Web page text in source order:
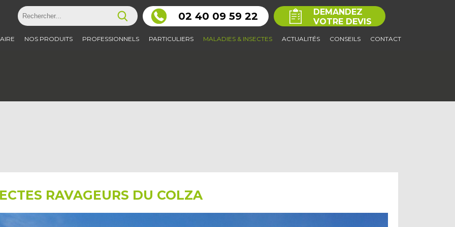
02 40 09 59 22
DEMANDEZ
VOTRE DEVIS
NOS PRODUITS PROFESSIONNELS PARTICULIERS MALADIES & INSECTES ACTUALITÉS CONSEILS CONTACT
RAVAGEURS DU COLZA